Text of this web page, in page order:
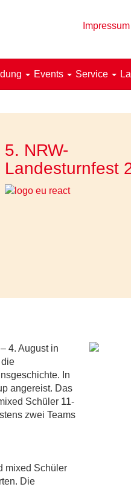
Impressum
Events Service
5. NRW-
Landesturnfest
4. August in
In
angereist. Das
Schüler 11-
zwei Teams
mixed Schüler
Die